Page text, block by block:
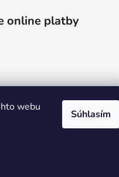
webu
Súhlasím
online platby